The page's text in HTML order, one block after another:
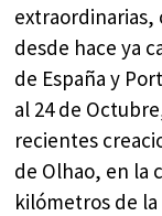
extraordinarias,
desde hace ya
de España y
al 24 de
recientes
de Olhao, en la
kilómetros de